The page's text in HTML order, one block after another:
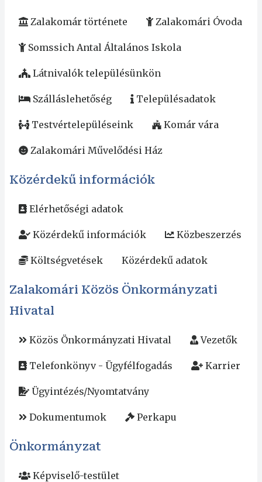
Zalakomár története Zalakomári Óvoda
Somssich Antal Általános Iskola
Látnivalók településünkön
Szálláslehetőség Településadatok
Testvértelepüléseink Komár vára
Zalakomári Művelődési Ház
Közérdekű információk
Elérhetőségi adatok
Közérdekű információk Közbeszerzés
Költségvetések Közérdekű adatok
Zalakomári Közös Önkormányzati
Hivatal
Közös Önkormányzati Hivatal Vezetők
Telefonkönyv - Ügyfélfogadás Karrier
Ügyintézés/Nyomtatvány
Dokumentumok Perkapu
Önkormányzat
Képviselő-testület